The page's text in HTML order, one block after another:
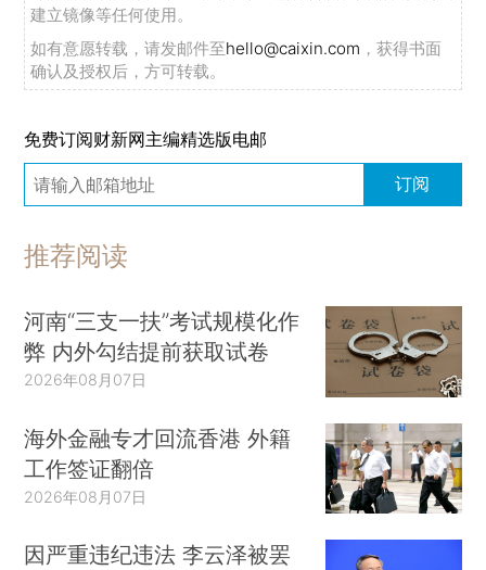
建立镜像等任何使用。
如有意愿转载，请发邮件至hello@caixin.com ，获得书面
确认及授权后，方可转载。
免费订阅财新网主编精选版电邮
订阅
推荐阅读
河南“三支一扶”考试规模化作
弊 内外勾结提前获取试卷
2026年08月07日
海外金融专才回流香港 外籍
工作签证翻倍
2026年08月07日
因严重违纪违法 李云泽被罢